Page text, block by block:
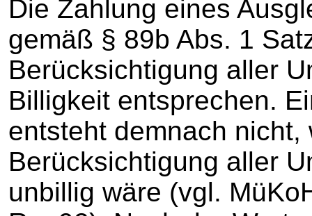
Die Zahlung eines
gemäß § 89b Abs. 1
Berücksichtigung aller
Billigkeit entsprechen.
entsteht demnach nicht,
Berücksichtigung aller
unbillig wäre (vgl.